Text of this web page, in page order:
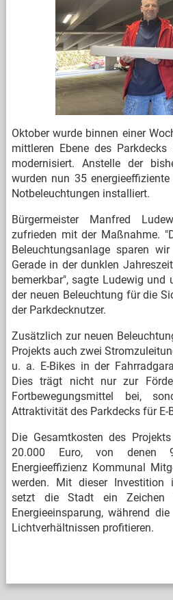
Oktober wurde binnen einer
mittleren Ebene des
modernisiert. Anstelle der
wurden nun 35
Notbeleuchtungen installiert.
Bürgermeister Manfred
zufrieden mit der Maßnahme.
Beleuchtungsanlage sparen
Gerade in der dunklen
bemerkbar", sagte Ludewig und
der neuen Beleuchtung für die
der Parkdecknutzer.
Zusätzlich zur neuen
Projekts auch zwei
u. a. E-Bikes in der
Dies trägt nicht nur zur
Fortbewegungsmittel bei,
Attraktivität des Parkdecks für E-
Die Gesamtkosten des
20.000 Euro, von denen
Energieeffizienz Kommunal
werden. Mit dieser Investition
setzt die Stadt ein Zeichen
Energieeinsparung, während
Lichtverhältnissen profitieren.